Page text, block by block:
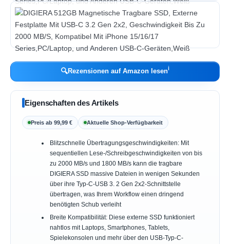
🔍Rezensionen auf Amazon lesenℹ︎
Eigenschaften des Artikels
Preis ab 99,99 € Aktuelle Shop-Verfügbarkeit
Blitzschnelle Übertragungsgeschwindigkeiten: Mit
sequentiellen Lese-/Schreibgeschwindigkeiten von bis
zu 2000 MB/s und 1800 MB/s kann die tragbare
DIGIERA SSD massive Dateien in wenigen Sekunden
über ihre Typ-C-USB 3. 2 Gen 2x2-Schnittstelle
übertragen, was Ihrem Workflow einen dringend
benötigten Schub verleiht
Breite Kompatibilität: Diese externe SSD funktioniert
nahtlos mit Laptops, Smartphones, Tablets,
Spielekonsolen und mehr über den USB-Typ-C-